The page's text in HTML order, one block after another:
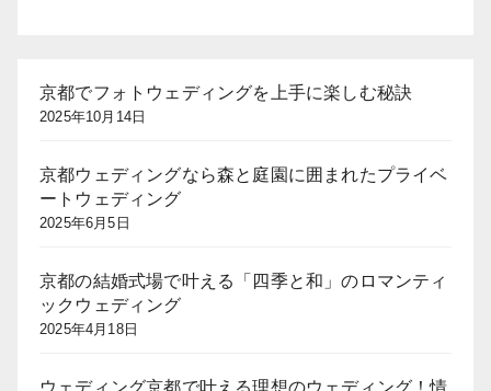
京都でフォトウェディングを上手に楽しむ秘訣
2025年10月14日
京都ウェディングなら森と庭園に囲まれたプライベ
ートウェディング
2025年6月5日
京都の結婚式場で叶える「四季と和」のロマンティ
ックウェディング
2025年4月18日
ウェディング京都で叶える理想のウェディング！情